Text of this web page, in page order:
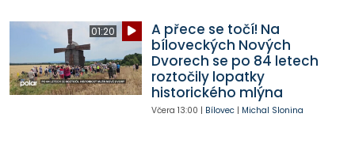
01:20
A přece se točí! Na
bíloveckých Nových
Dvorech se po 84 letech
roztočily lopatky
historického mlýna
Včera 13:00 | Bílovec| Michal Slonina